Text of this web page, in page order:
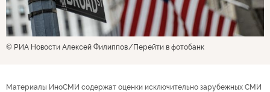
© РИА Новости Алексей Филиппов Перейти в фотобанк
Материалы ИноСМИ содержат оценки исключительно зарубежных СМИ